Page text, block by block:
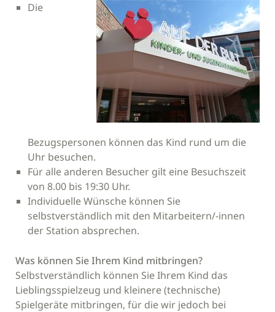
Die
Bezugspersonen können das Kind rund um die
Uhr besuchen.
Für alle anderen Besucher gilt eine Besuchszeit
von 8.00 bis 19:30 Uhr.
Individuelle Wünsche können Sie
selbstverständlich mit den Mitarbeitern/-innen
der Station absprechen.
Was können Sie Ihrem Kind mitbringen?
Selbstverständlich können Sie Ihrem Kind das
Lieblingsspielzeug und kleinere (technische)
Spielgeräte mitbringen, für die wir jedoch bei